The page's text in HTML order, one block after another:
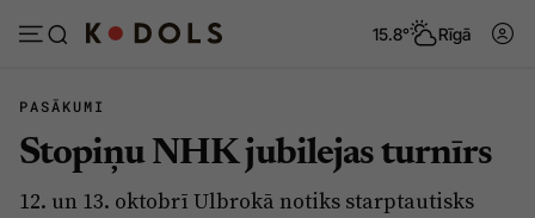
15.8° Rīgā
PASĀKUMI
Stopiņu NHK jubilejas turnīrs
12. un 13. oktobrī Ulbrokā notiks starptautisks